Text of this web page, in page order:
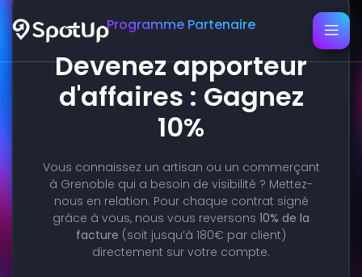
Programme Partenaire
Devenez apporteur
d'affaires : Gagnez
10%
Vous connaissez un artisan ou un commerçant
à Grenoble qui a besoin de visibilité ? Mettez-
nous en relation. Pour chaque contrat signé
grâce à vous, nous vous reversons 10% de la
facture (soit jusqu’à 180€ par client)
directement sur votre compte.